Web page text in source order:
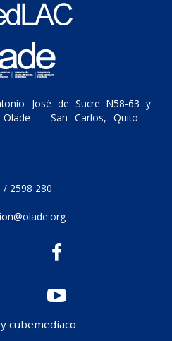
José de Sucre N58-63 y
Olade – San Carlos, Quito –
/ 2598 280
cubemediaco